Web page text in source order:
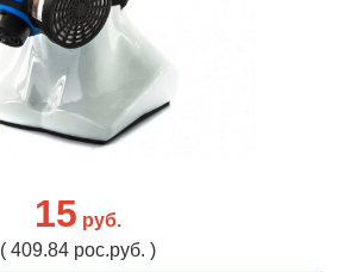
15 руб.
( 409.84 рос.руб. )